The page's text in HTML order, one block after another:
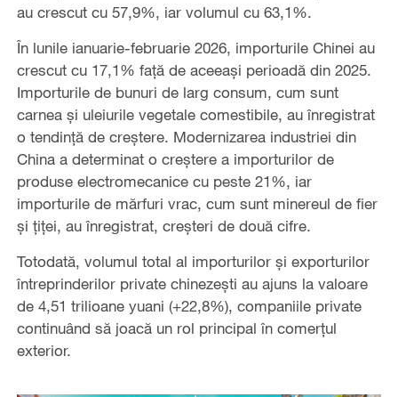
au crescut cu 57,9%, iar volumul cu 63,1%.
În lunile ianuarie-februarie 2026, importurile Chinei au
crescut cu 17,1% față de aceeaşi perioadă din 2025.
Importurile de bunuri de larg consum, cum sunt
carnea și uleiurile vegetale comestibile, au înregistrat
o tendință de creștere. Modernizarea industriei din
China a determinat o creștere a importurilor de
produse electromecanice cu peste 21%, iar
importurile de mărfuri vrac, cum sunt minereul de fier
și ţiţei, au înregistrat, creșteri de două cifre.
Totodată, volumul total al importurilor și exporturilor
întreprinderilor private chinezeşti au ajuns la valoare
de 4,51 trilioane yuani (+22,8%), companiile private
continuând să joacă un rol principal în comerțul
exterior.